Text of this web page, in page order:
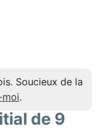
Soucieux de la
.
de 9